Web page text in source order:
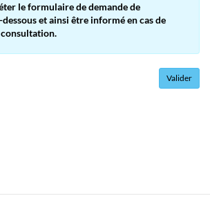
le formulaire de demande de
et ainsi être informé en cas de